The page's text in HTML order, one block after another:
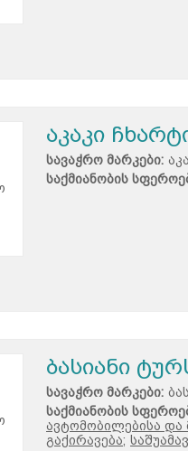
აკაკი
სავაჭრო მარკები:
საქმიანობის
ბასიანი
სავაჭრო მარკები:
საქმიანობის
ავტომობილებისა და
გაქირავება;